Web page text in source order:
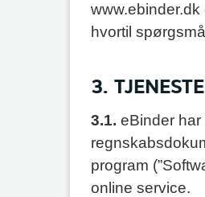
hvortil
3.
3.1. eBinder
program
online service.